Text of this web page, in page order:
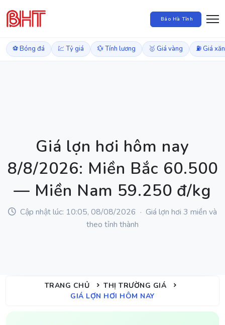
Báo Hà Tĩnh
⚽ Bóng đá 💹 Tỷ giá 💱 Tính lương 🥇 Giá vàng ⛽ Giá
Giá lợn hơi hôm nay
8/8/2026: Miền Bắc 60.500
— Miền Nam 59.250 đ/kg
Cập nhật lúc: 10:05, 08/08/2026 · Giá lợn hơi 3 miền và
theo tỉnh thành
TRANG CHỦ
THỊ TRƯỜNG GIÁ
GIÁ LỢN HƠI HÔM NAY